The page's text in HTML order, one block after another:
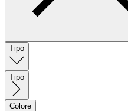
Tipo
Tipo
Colore